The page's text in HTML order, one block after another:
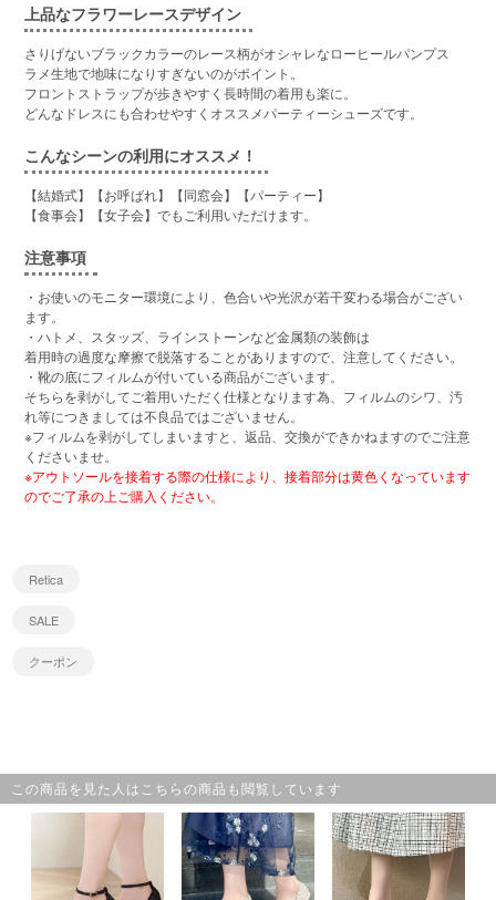
上品なフラワーレースデザイン
さりげないブラックカラーのレース柄がオシャレなローヒールパンプス
ラメ生地で地味になりすぎないのがポイント。
フロントストラップが歩きやすく長時間の着用も楽に。
どんなドレスにも合わせやすくオススメパーティーシューズです。
こんなシーンの利用にオススメ！
【結婚式】【お呼ばれ】【同窓会】【パーティー】
【食事会】【女子会】でもご利用いただけます。
注意事項
・お使いのモニター環境により、色合いや光沢が若干変わる場合がござい
ます。
・ハトメ、スタッズ、ラインストーンなど金属類の装飾は
着用時の過度な摩擦で脱落することがありますので、注意してください。
・靴の底にフィルムが付いている商品がございます。
そちらを剥がしてご着用いただく仕様となります為、フィルムのシワ、汚
れ等につきましては不良品ではございません。
※フィルムを剥がしてしまいますと、返品、交換ができかねますのでご注意
くださいませ。
※アウトソールを接着する際の仕様により、接着部分は黄色くなっています
のでご了承の上ご購入ください。
Retica
SALE
クーポン
この商品を見た人はこちらの商品も閲覧しています